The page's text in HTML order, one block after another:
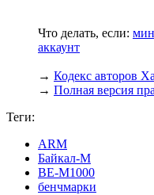
Что делать, если:
аккаунт
→ Кодекс авторов
→ Полная версия
Теги:
ARM
Байкал-М
BE-M1000
бенчмарки